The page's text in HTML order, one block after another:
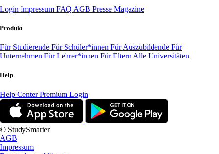
Login Impressum FAQ AGB Presse Magazine
Produkt
Für Studierende Für Schüler*innen Für Auszubildende Für
Unternehmen Für Lehrer*innen Für Eltern Alle Universitäten
Help
Help CenterPremium Login
© StudySmarter
AGB
Impressum